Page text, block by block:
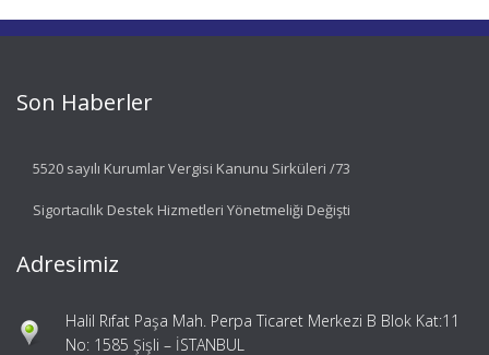
Son Haberler
5520 sayılı Kurumlar Vergisi Kanunu Sirküleri /73
Sigortacılık Destek Hizmetleri Yönetmeliği Değişti
Adresimiz
Halil Rıfat Paşa Mah. Perpa Ticaret Merkezi B Blok Kat:11
No: 1585 Şişli – İSTANBUL